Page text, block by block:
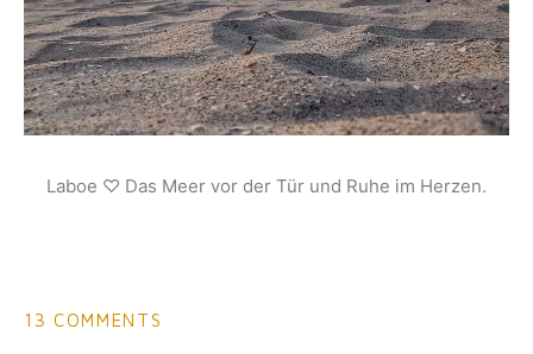
Laboe ♡ Das Meer vor der Tür und Ruhe im Herzen.
13 COMMENTS